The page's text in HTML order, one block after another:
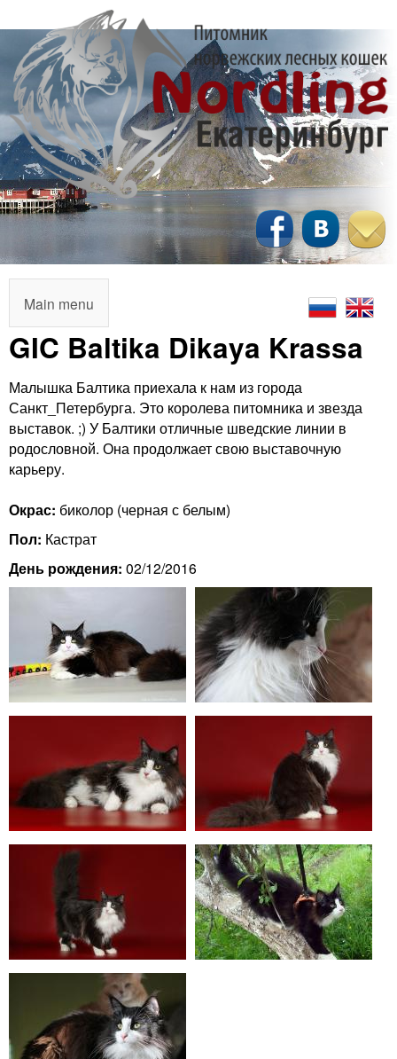
Перейти
к
основному
содержанию
N
o
d
l
i
n
g
C
M
a
n
m
e
u
Main menu
GIC Baltika Dikaya Krassa
Малышка Балтика приехала к нам из города
Санкт_Петербурга. Это королева питомника и звезда
выставок. ;) У Балтики отличные шведские линии в
родословной. Она продолжает свою выставочную
карьеру.
Окрас: биколор (черная с белым)
Пол: Кастрат
День рождения: 02/12/2016